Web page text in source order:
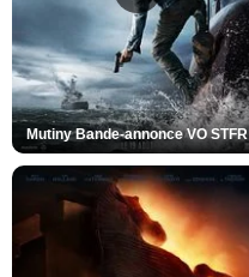
Mutiny Bande-annonce VO STFR